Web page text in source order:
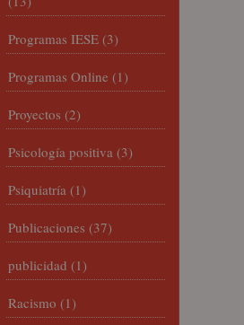
Programas IESE (3)
Programas Online (1)
Proyectos (2)
Psicología positiva (3)
Psiquiatría (1)
Publicaciones (37)
publicidad (1)
Racismo (1)